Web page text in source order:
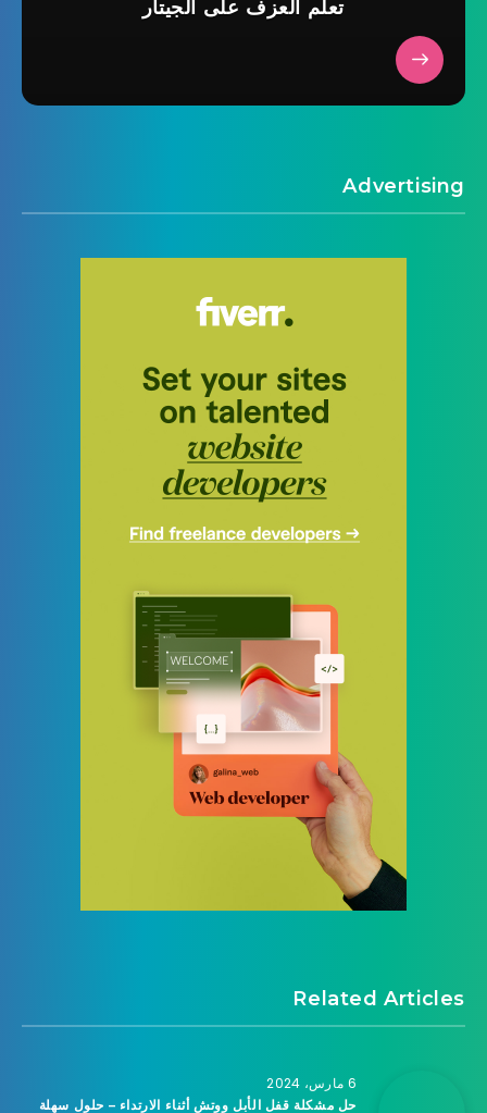
تعلم العزف على الجيتار
Advertising
Related Articles
6 مارس، 2024
حل مشكلة قفل الأبل ووتش أثناء الارتداء – حلول سهلة